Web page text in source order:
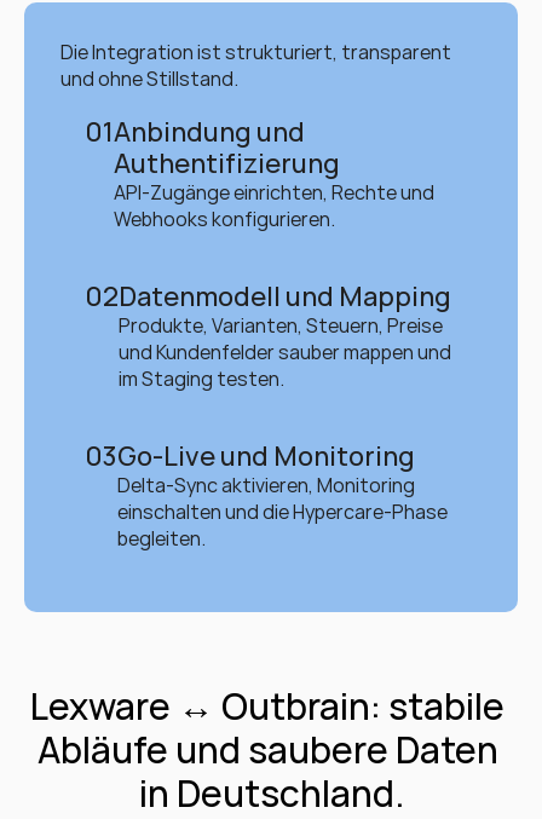
Die Integration ist strukturiert, transparent
und ohne Stillstand.
01Anbindung und
Authentifizierung
API-Zugänge einrichten, Rechte und
Webhooks konfigurieren.
02Datenmodell und Mapping
Produkte, Varianten, Steuern, Preise
und Kundenfelder sauber mappen und
im Staging testen.
03Go-Live und Monitoring
Delta-Sync aktivieren, Monitoring
einschalten und die Hypercare-Phase
begleiten.
Lexware ↔ Outbrain: stabile
Abläufe und saubere Daten
in Deutschland.